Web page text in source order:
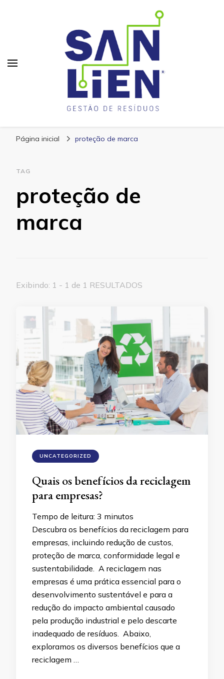
Página inicial proteção de marca
TAG
proteção de
marca
Exibindo: 1 - 1 de 1 RESULTADOS
UNCATEGORIZED
Quais os benefícios da reciclagem
para empresas?
Tempo de leitura: 3 minutos
Descubra os benefícios da reciclagem para
empresas, incluindo redução de custos,
proteção de marca, conformidade legal e
sustentabilidade. A reciclagem nas
empresas é uma prática essencial para o
desenvolvimento sustentável e para a
redução do impacto ambiental causado
pela produção industrial e pelo descarte
inadequado de resíduos. Abaixo,
exploramos os diversos benefícios que a
reciclagem …